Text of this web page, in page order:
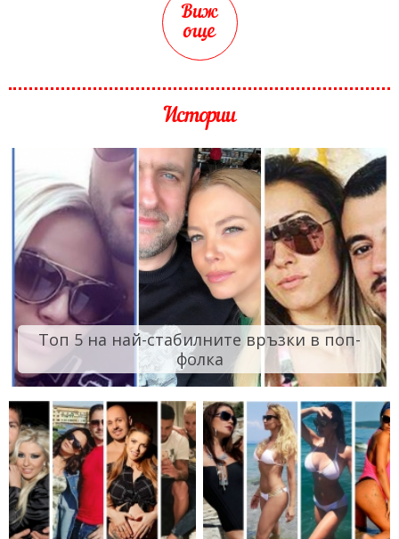
Виж
още
Истории
Топ 5 на най-стабилните връзки в поп-
фолка